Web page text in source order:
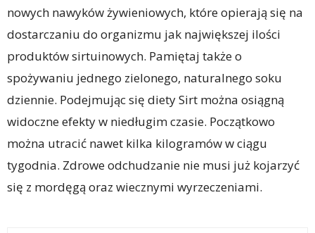
nowych nawyków żywieniowych, które opierają się na
dostarczaniu do organizmu jak największej ilości
produktów sirtuinowych. Pamiętaj także o
spożywaniu jednego zielonego, naturalnego soku
dziennie. Podejmując się diety Sirt można osiągną
widoczne efekty w niedługim czasie. Początkowo
można utracić nawet kilka kilogramów w ciągu
tygodnia. Zdrowe odchudzanie nie musi już kojarzyć
się z mordęgą oraz wiecznymi wyrzeczeniami.